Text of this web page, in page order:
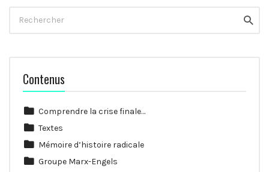
Contenus
Comprendre la crise finale…
Textes
Mémoire d’histoire radicale
Groupe Marx-Engels